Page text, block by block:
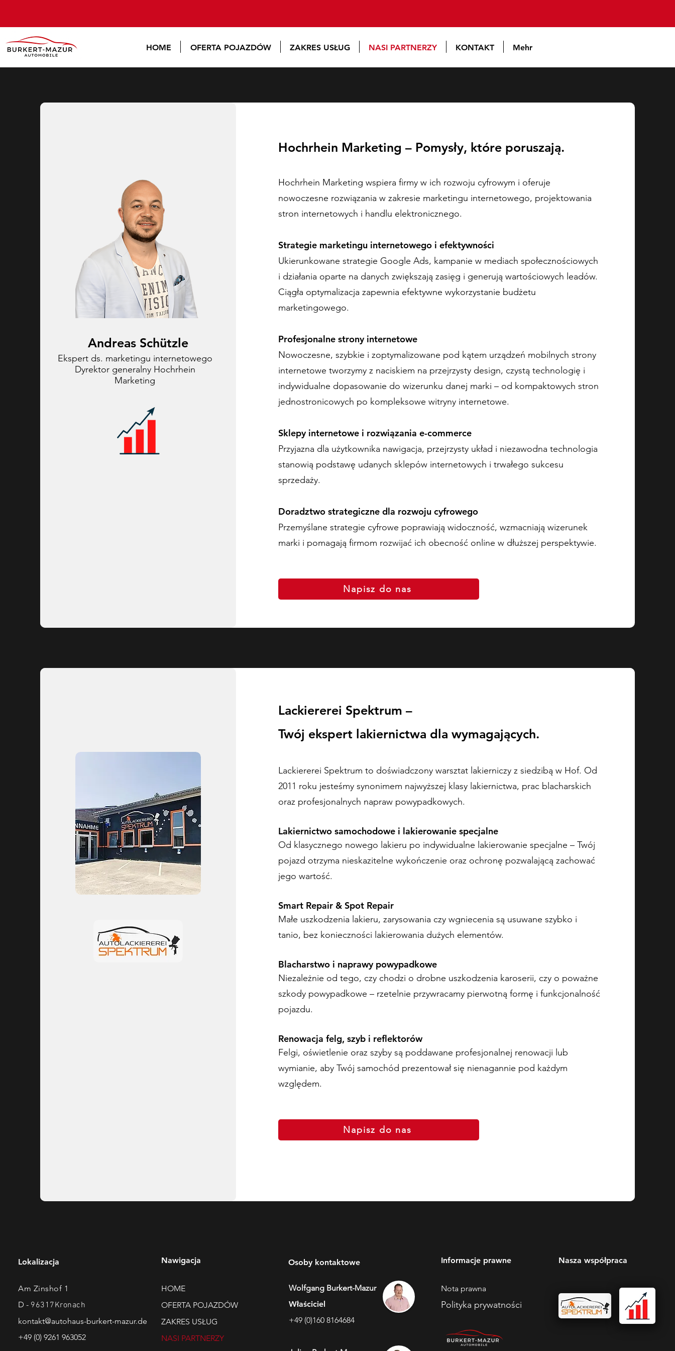
HOME OFERTA POJAZDÓW ZAKRES USŁUG NASI PARTNERZY KONTAKT Mehr
Andreas Schützle
Ekspert ds. marketingu internetowego
Dyrektor generalny Hochrhein
Marketing
Hochrhein Marketing – Pomysły, które poruszają.
Hochrhein Marketing wspiera firmy w ich rozwoju cyfrowym i oferuje
nowoczesne rozwiązania w zakresie marketingu internetowego, projektowania
stron internetowych i handlu elektronicznego.
Strategie marketingu internetowego i efektywności
Ukierunkowane strategie Google Ads, kampanie w mediach społecznościowych
i działania oparte na danych zwiększają zasięg i generują wartościowych leadów.
Ciągła optymalizacja zapewnia efektywne wykorzystanie budżetu
marketingowego.
Profesjonalne strony internetowe
Nowoczesne, szybkie i zoptymalizowane pod kątem urządzeń mobilnych strony
internetowe tworzymy z naciskiem na przejrzysty design, czystą technologię i
indywidualne dopasowanie do wizerunku danej marki – od kompaktowych stron
jednostronicowych po kompleksowe witryny internetowe.
Sklepy internetowe i rozwiązania e-commerce
Przyjazna dla użytkownika nawigacja, przejrzysty układ i niezawodna technologia
stanowią podstawę udanych sklepów internetowych i trwałego sukcesu
sprzedaży.
Doradztwo strategiczne dla rozwoju cyfrowego
Przemyślane strategie cyfrowe poprawiają widoczność, wzmacniają wizerunek
marki i pomagają firmom rozwijać ich obecność online w dłuższej perspektywie.
Napisz do nas
Lackiererei Spektrum –
Twój ekspert lakiernictwa dla wymagających.
Lackiererei Spektrum to doświadczony warsztat lakierniczy z siedzibą w Hof. Od
2011 roku jesteśmy synonimem najwyższej klasy lakiernictwa, prac blacharskich
oraz profesjonalnych napraw powypadkowych.
Lakiernictwo samochodowe i lakierowanie specjalne
Od klasycznego nowego lakieru po indywidualne lakierowanie specjalne – Twój
pojazd otrzyma nieskazitelne wykończenie oraz ochronę pozwalającą zachować
jego wartość.
Smart Repair & Spot Repair
Małe uszkodzenia lakieru, zarysowania czy wgniecenia są usuwane szybko i
tanio, bez konieczności lakierowania dużych elementów.
Blacharstwo i naprawy powypadkowe
Niezależnie od tego, czy chodzi o drobne uszkodzenia karoserii, czy o poważne
szkody powypadkowe – rzetelnie przywracamy pierwotną formę i funkcjonalność
pojazdu.
Renowacja felg, szyb i reflektorów
Felgi, oświetlenie oraz szyby są poddawane profesjonalnej renowacji lub
wymianie, aby Twój samochód prezentował się nienagannie pod każdym
względem.
Napisz do nas
Lokalizacja
Am Zinshof 1
D - 96317Kronach
kontakt@autohaus-burkert-mazur.de
+49 (0) 9261 963052
Nawigacja
HOME
OFERTA POJAZDÓW
ZAKRES USŁUG
NASI PARTNERZY
Osoby kontaktowe
Wolfgang Burkert-Mazur
Właściciel
+49 (0)160 8164684
Informacje prawne
Nota prawna
Polityka prywatności​
Nasza współpraca